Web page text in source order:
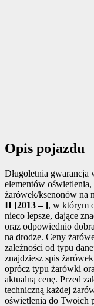
Opis pojazdu
Długoletnia gwarancja
elementów
żarówek/ksenonów na
II [2013 – ], w którym
nieco lepsze, dające
oraz odpowiednio
na drodze. Ceny
zależności od typu
znajdziesz spis
oprócz typu żarówki
aktualną cenę. Przed
techniczną każdej
oświetlenia do Twoich